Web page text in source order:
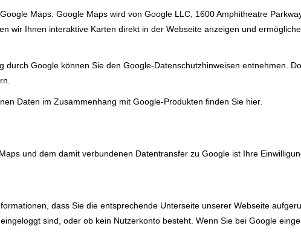
Maps. Google Maps wird von Google LLC, 1600 Amphitheatre
wir Ihnen interaktive Karten direkt in der Webseite anzeigen und
durch Google können Sie den Google-Datenschutzhinweisen entnehmen.
Daten im Zusammenhang mit Google-Produkten finden Sie hier.
und dem damit verbundenen Datentransfer zu Google ist Ihre
dass Sie die entsprechende Unterseite unserer Webseite
sind, oder ob kein Nutzerkonto besteht. Wenn Sie bei Google